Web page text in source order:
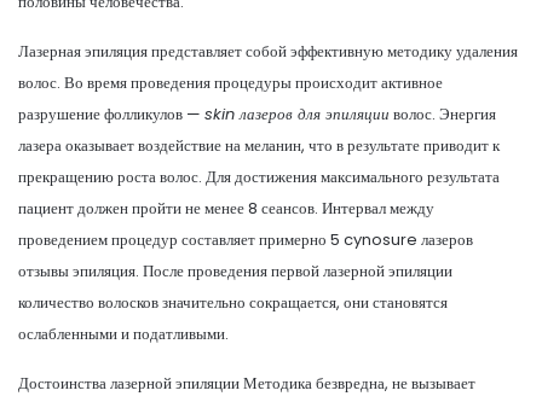
Лазерная эпиляция представляет собой эффективную методику удаления
волос. Во время проведения процедуры происходит активное
разрушение фолликулов — skin лазеров для эпиляции волос. Энергия
лазера оказывает воздействие на меланин, что в результате приводит к
прекращению роста волос. Для достижения максимального результата
пациент должен пройти не менее 8 сеансов. Интервал между
проведением процедур составляет примерно 5 cynosure лазеров
отзывы эпиляция. После проведения первой лазерной эпиляции
количество волосков значительно сокращается, они становятся
ослабленными и податливыми.
Достоинства лазерной эпиляции Методика безвредна, не вызывает